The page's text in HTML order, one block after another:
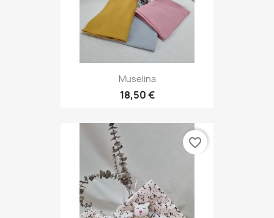
Muselina
18,50 €
favorite_border